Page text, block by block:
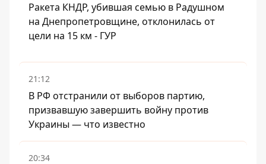
Ракета КНДР, убившая семью в Радушном
на Днепропетровщине, отклонилась от
цели на 15 км - ГУР
21:12
В РФ отстранили от выборов партию,
призвавшую завершить войну против
Украины — что известно
20:34